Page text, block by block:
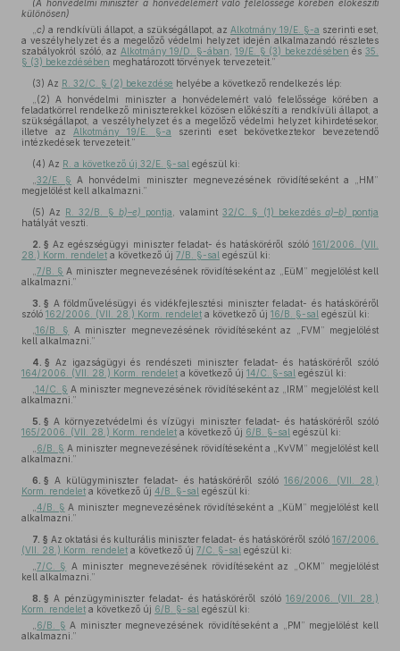
(A honvédelmi miniszter a honvédelemért való felelőssége körében előkészíti
különösen)
c) a rendkívüli állapot, a szükségállapot, az Alkotmány 19/E. §-a szerinti eset,
a veszélyhelyzet és a megelőző védelmi helyzet idején alkalmazandó részletes
szabályokról szóló, az Alkotmány 19/D. §-ában ,19/E. § (3) bekezdésében és35.
§ (3) bekezdésében meghatározott törvények tervezeteit.”
(3) Az R. 32/C. § (2) bekezdése helyébe a következő rendelkezés lép:
„(2) A honvédelmi miniszter a honvédelemért való felelőssége körében a
feladatkörrel rendelkező miniszterekkel közösen előkészíti a rendkívüli állapot, a
szükségállapot, a veszélyhelyzet és a megelőző védelmi helyzet kihirdetésekor,
illetve az Alkotmány 19/E. §-a szerinti eset bekövetkeztekor bevezetendő
intézkedések tervezeteit.”
(4) Az R. a következő új 32/E. §-sal egészül ki:
32/E. § A honvédelmi miniszter megnevezésének rövidítéseként a „HM”
megjelölést kell alkalmazni.”
(5) Az R. 32/B. § b)–e) pontja , valamint32/C. § (1) bekezdés a)–b) pontja
hatályát veszti.
2. § Az egészségügyi miniszter feladat- és hatásköréről szóló 161/2006. (VII.
28.) Korm. rendelet a következő új 7/B. §-sal egészül ki:
7/B. § A miniszter megnevezésének rövidítéseként az „EüM” megjelölést kell
alkalmazni.”
3. § A földművelésügyi és vidékfejlesztési miniszter feladat- és hatásköréről
szóló 162/2006. (VII. 28.) Korm. rendelet a következő új 16/B. §-sal egészül ki:
16/B. § A miniszter megnevezésének rövidítéseként az „FVM” megjelölést
kell alkalmazni.”
4. § Az igazságügyi és rendészeti miniszter feladat- és hatásköréről szóló
164/2006. (VII. 28.) Korm. rendelet a következő új 14/C. §-sal egészül ki:
14/C. § A miniszter megnevezésének rövidítéseként az „IRM” megjelölést kell
alkalmazni.”
5. § A környezetvédelmi és vízügyi miniszter feladat- és hatásköréről szóló
165/2006. (VII. 28.) Korm. rendelet a következő új 6/B. §-sal egészül ki:
6/B. § A miniszter megnevezésének rövidítéseként a „KvVM” megjelölést kell
alkalmazni.”
6. § A külügyminiszter feladat- és hatásköréről szóló166/2006. (VII. 28.)
Korm. rendelet a következő új 4/B. §-sal egészül ki:
4/B. § A miniszter megnevezésének rövidítéseként a „KüM” megjelölést kell
alkalmazni.”
7. § Az oktatási és kulturális miniszter feladat- és hatásköréről szóló 167/2006.
(VII. 28.) Korm. rendelet a következő új 7/C. §-sal egészül ki:
7/C. § A miniszter megnevezésének rövidítéseként az „OKM” megjelölést
kell alkalmazni.”
8. § A pénzügyminiszter feladat- és hatásköréről szóló169/2006. (VII. 28.)
Korm. rendelet a következő új 6/B. §-sal egészül ki:
6/B. § A miniszter megnevezésének rövidítéseként a „PM” megjelölést kell
alkalmazni.”